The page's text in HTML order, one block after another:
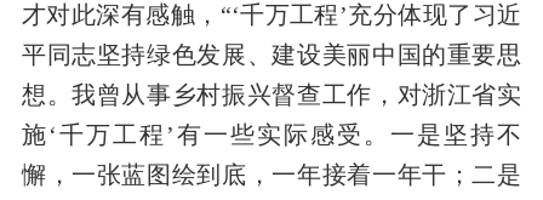
才对此深有感触， “‘千万工程’充分体现了习近
平同志坚持绿色发展、建设美丽中国的重要思
想。我曾从事乡村振兴督查工作，对浙江省实
施‘千万工程’有一些实际感受。一是坚持不
懈，一张蓝图绘到底，一年接着一年干；二是